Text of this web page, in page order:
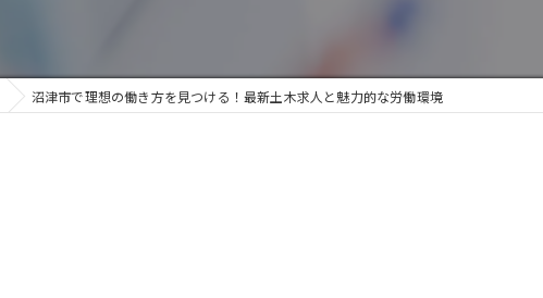
沼津市で理想の働き方を見つける！最新土木求人と魅力的な労働環境